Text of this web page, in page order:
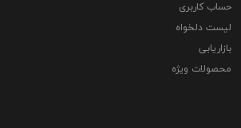
حساب کاربری
لیست دلخواه
بازاریابی
محصولات ویژه